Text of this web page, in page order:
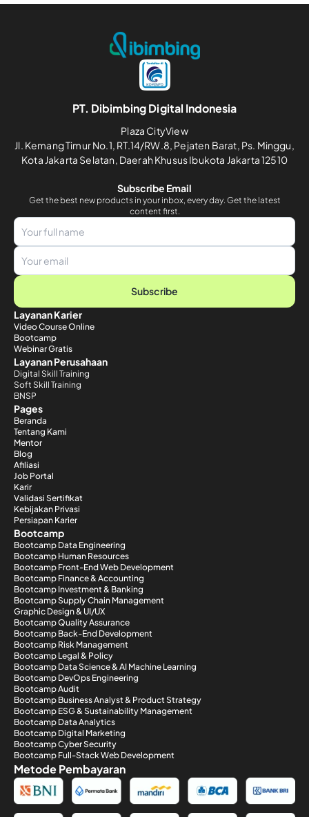
PT. Dibimbing Digital Indonesia
Plaza CityView
Jl. Kemang Timur No.1, RT.14/RW.8, Pejaten Barat, Ps. Minggu,
Kota Jakarta Selatan, Daerah Khusus Ibukota Jakarta 12510
Subscribe Email
Get the best new products in your inbox, every day. Get the latest
content first.
Subscribe
Layanan Karier
Video Course Online
Bootcamp
Webinar Gratis
Layanan Perusahaan
Digital Skill Training
Soft Skill Training
BNSP
Pages
Beranda
Tentang Kami
Mentor
Blog
Afiliasi
Job Portal
Karir
Validasi Sertifikat
Kebijakan Privasi
Persiapan Karier
Bootcamp
Bootcamp Data Engineering
Bootcamp Human Resources
Bootcamp Front-End Web Development
Bootcamp Finance & Accounting
Bootcamp Investment & Banking
Bootcamp Supply Chain Management
Graphic Design & UI/UX
Bootcamp Quality Assurance
Bootcamp Back-End Development
Bootcamp Risk Management
Bootcamp Legal & Policy
Bootcamp Data Science & AI Machine Learning
Bootcamp DevOps Engineering
Bootcamp Audit
Bootcamp Business Analyst & Product Strategy
Bootcamp ESG & Sustainability Management
Bootcamp Data Analytics
Bootcamp Digital Marketing
Bootcamp Cyber Security
Bootcamp Full-Stack Web Development
Metode Pembayaran